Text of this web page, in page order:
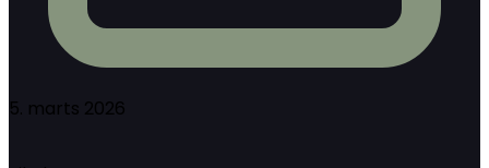
5. marts 2026